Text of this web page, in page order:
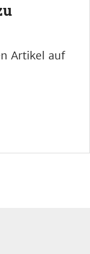
Artikel auf